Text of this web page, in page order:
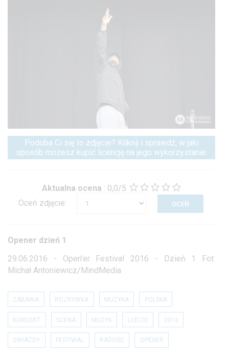
Podoba Ci się to zdjęcie? Kliknij i sprawdź, w jaki
sposób możesz kupić licencję na jego wykorzystanie.
Aktualna ocena : 0,0/5
Oceń zdjęcie:
Opener dzień 1
29.06.2016 - Open'er Festival 2016 - Dzień 1 Fot:
Michał Antoniewicz/MindMedia
ZABAWA ROZRYWKA MUZYKA POLSKA
KONCERT SCENA MUZYK LUDZIE 2016
GWIAZDY FESTIWAL RADOSC OPENER